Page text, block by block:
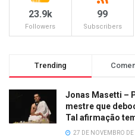
23.9k
Followers
99
Subscribers
Trending
Jonas Masetti –
mestre que
Tal afirmação
27 DE NOVEMBRO DE